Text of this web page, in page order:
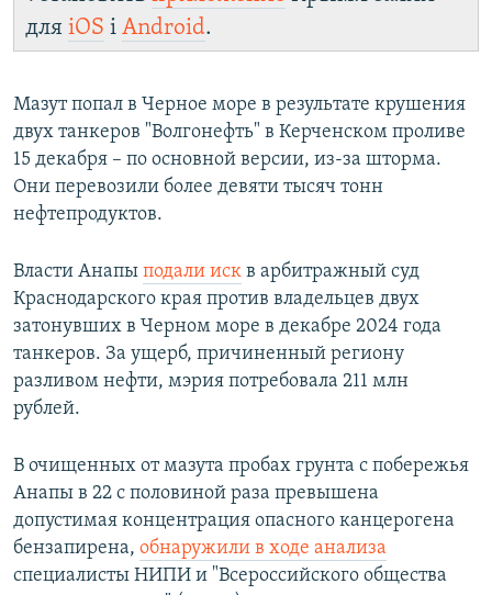
для iOS і Android.
Мазут попал в Черное море в результате крушения
двух танкеров "Волгонефть" в Керченском проливе
15 декабря – по основной версии, из-за шторма.
Они перевозили более девяти тысяч тонн
нефтепродуктов.
Власти Анапы подали иск в арбитражный суд
Краснодарского края против владельцев двух
затонувших в Черном море в декабре 2024 года
танкеров. За ущерб, причиненный региону
разливом нефти, мэрия потребовала 211 млн
рублей.
В очищенных от мазута пробах грунта с побережья
Анапы в 22 с половиной раза превышена
допустимая концентрация опасного канцерогена
бензапирена, обнаружили в ходе анализа
специалисты НИПИ и "Всероссийского общества